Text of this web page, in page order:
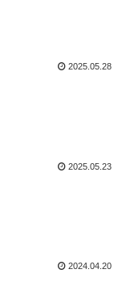
2025.05.28
2025.05.23
2024.04.20